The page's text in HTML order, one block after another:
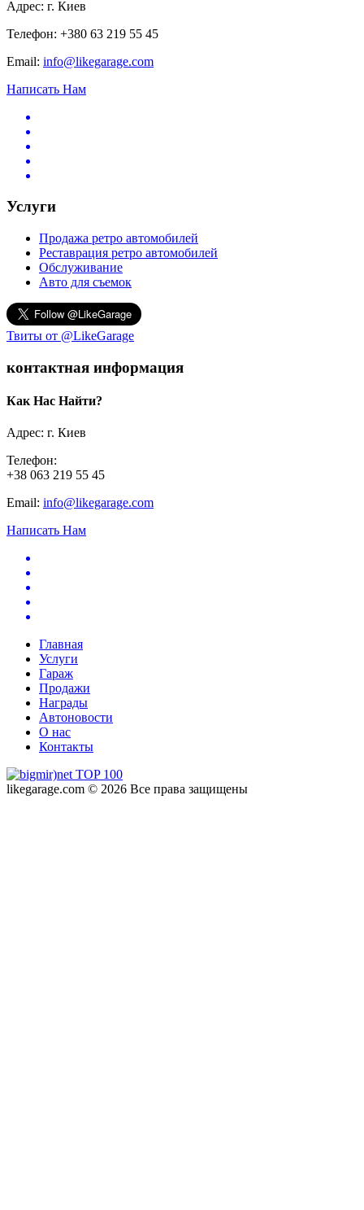
Адрес: г. Киев
Телефон: +380 63 219 55 45
Email: info@likegarage.com
Написать Нам
Услуги
Продажа ретро автомобилей
Реставрация ретро автомобилей
Обслуживание
Авто для съемок
Твиты от @LikeGarage
контактная информация
Как Нас Найти?
Адрес: г. Киев
Телефон:
+38 063 219 55 45
Email: info@likegarage.com
Написать Нам
Главная
Услуги
Гараж
Продажи
Награды
Автоновости
О нас
Контакты
likegarage.com © 2026 Все права защищены